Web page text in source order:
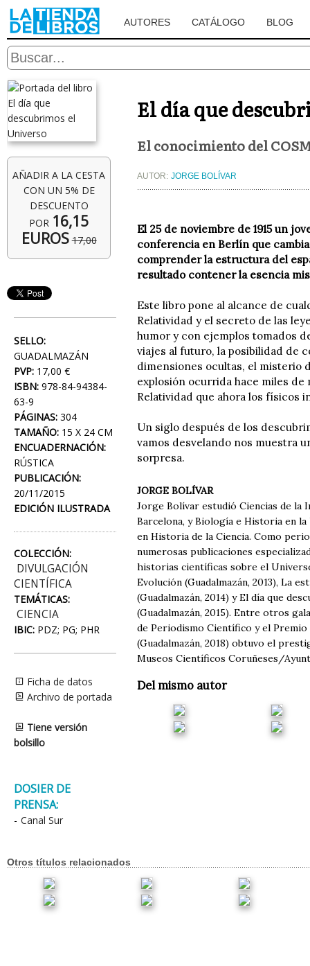
AUTORES CATÁLOGO BLOG
AÑADIR A LA CESTA
CON UN 5% DE
DESCUENTO
POR 16,15
EUROS 17,00
SELLO:
GUADALMAZÁN
PVP: 17,00 €
ISBN: 978-84-94384-
63-9
PÁGINAS: 304
TAMAÑO: 15 X 24 CM
ENCUADERNACIÓN:
RÚSTICA
PUBLICACIÓN:
20/11/2015
EDICIÓN ILUSTRADA
COLECCIÓN:
DIVULGACIÓN
CIENTÍFICA
TEMÁTICAS:
CIENCIA
IBIC: PDZ; PG; PHR
Ficha de datos
Archivo de portada
Tiene versión
bolsillo
DOSIER DE
PRENSA:
- Canal Sur
El día que
El conocimiento del
AUTOR: JORGE BOLÍVAR
El 25 de noviembre de 1915 un
conferencia en Berlín que
comprender la estructura del
resultado contener la esencia
Este libro pone al alcance de
Relatividad y el secreto de las
humor y con ejemplos tomados
viajes al futuro, la posibilidad de
dimensiones ocultas, el misterio
explosión ocurrida hace miles de
Relatividad que ahora los físicos
Un siglo después de los
vamos desvelando nos muestra
sorpresa.
JORGE BOLÍVAR
Jorge Bolívar estudió Ciencias de la
Barcelona, y Biología e Historia en
en Historia de la Ciencia. Como
numerosas publicaciones
historias científicas sobre el
Evolución (Guadalmazán, 2013), La
(Guadalmazán, 2014) y El día que
(Guadalmazán, 2015). Entre otros
de Periodismo Científico y el
(Guadalmazán, 2018) obtuvo el
Museos Científicos Coruñeses/
Del mismo autor
Otros títulos relacionados